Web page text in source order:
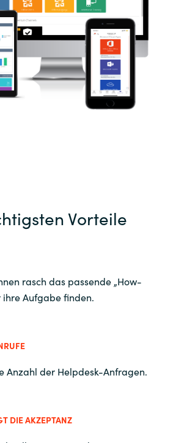
Poland
Qatar
Sweden
United States
Vorteile
rasch das passende „How-
ihre Aufgabe finden.
Anzahl der Helpdesk-Anfragen.
DIE AKZEPTANZ